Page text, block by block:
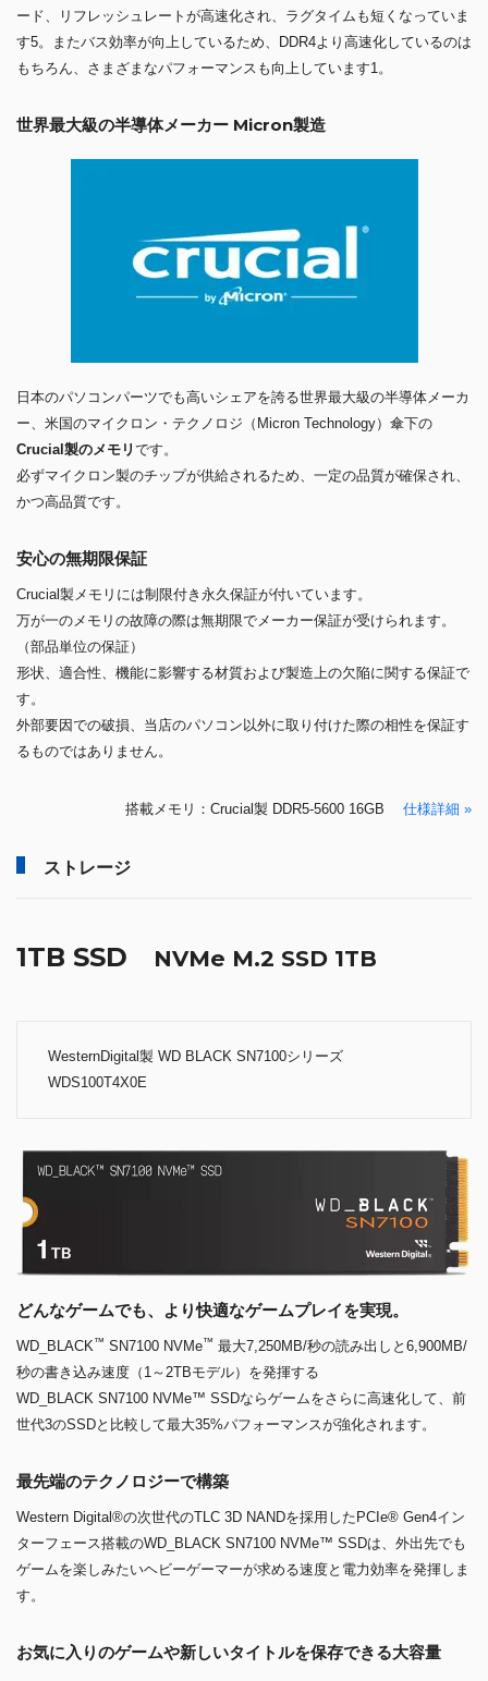
ード、リフレッシュレートが高速化され、ラグタイムも短くなっていま
す5。またバス効率が向上しているため、DDR4より高速化しているのは
もちろん、さまざまなパフォーマンスも向上しています1。
世界最大級の半導体メーカー Micron製造
日本のパソコンパーツでも高いシェアを誇る世界最大級の半導体メーカ
ー、米国のマイクロン・テクノロジ（Micron Technology）傘下の
Crucial製のメモリです。
必ずマイクロン製のチップが供給されるため、一定の品質が確保され、
かつ高品質です。
安心の無期限保証
Crucial製メモリには制限付き永久保証が付いています。
万が一のメモリの故障の際は無期限でメーカー保証が受けられます。
（部品単位の保証）
形状、適合性、機能に影響する材質および製造上の欠陥に関する保証で
す。
外部要因での破損、当店のパソコン以外に取り付けた際の相性を保証す
るものではありません。
搭載メモリ：Crucial製 DDR5-5600 16GB 仕様詳細 »
ストレージ
1TB SSD NVMe M.2 SSD 1TB
WesternDigital製 WD BLACK SN7100シリーズ
WDS100T4X0E
どんなゲームでも、より快適なゲームプレイを実現。
WD_BLACK™ SN7100 NVMe™ 最大7,250MB/秒の読み出しと6,900MB/
秒の書き込み速度（1～2TBモデル）を発揮する
WD_BLACK SN7100 NVMe™ SSDならゲームをさらに高速化して、前
世代3のSSDと比較して最大35%パフォーマンスが強化されます。
最先端のテクノロジーで構築
Western Digital®の次世代のTLC 3D NANDを採用したPCIe® Gen4イン
ターフェース搭載のWD_BLACK SN7100 NVMe™ SSDは、外出先でも
ゲームを楽しみたいヘビーゲーマーが求める速度と電力効率を発揮しま
す。
お気に入りのゲームや新しいタイトルを保存できる大容量